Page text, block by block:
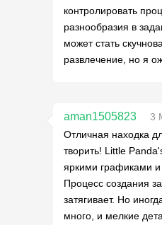
контролировать
разнообразия в
может стать
развлечение, но я
aman1505823
3
Отличная находка
творить! Little
яркими графиками
Процесс создания
затягивает. Но
много, и мелкие